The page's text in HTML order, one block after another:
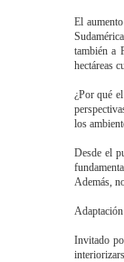
El
también a
hectáreas
¿Por qué
los
Desde el
Además,
Invitado